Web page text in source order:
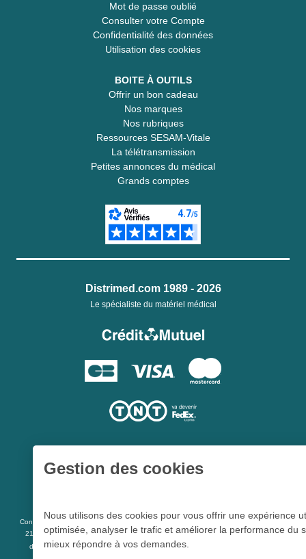
Mot de passe oublié
Consulter votre Compte
Confidentialité des données
Utilisation des cookies
BOITE À OUTILS
Offrir un bon cadeau
Nos marques
Nos rubriques
Ressources SESAM-Vitale
La télétransmission
Petites annonces du médical
Grands comptes
Distrimed.com 1989 - 2026
Le spécialiste du matériel médical
Conformément aux articles L 5213-3 du code de la santé publique et à l’arrêté du
21 décembre 2012 fixant la liste des dispositifs médicaux qui peuvent faire l’objet
d’une publicité auprès du public, et à l'articleR 5213-1
Gestion des cookies
Nous utilisons des cookies pour vous offrir une expérience
optimisée, analyser le trafic et améliorer la performance du
mieux répondre à vos demandes.